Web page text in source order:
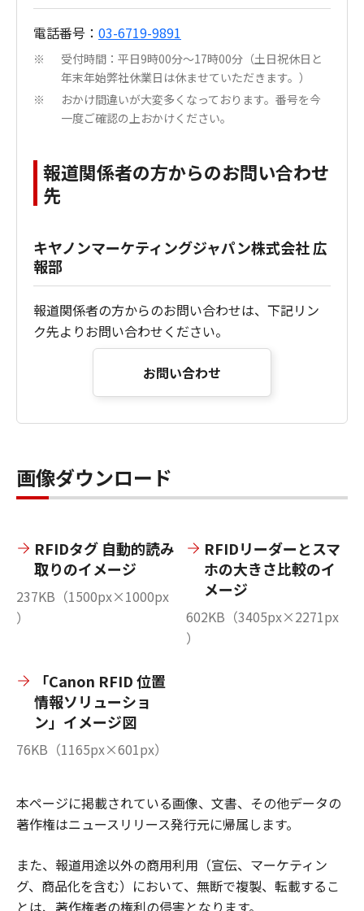
電話番号： 03-6719-9891
※
受付時間：平日9時00分～17時00分（土日祝休日と
年末年始弊社休業日は休ませていただきます。）
※
おかけ間違いが大変多くなっております。番号を今
一度ご確認の上おかけください。
報道関係者の方からのお問い合わせ
先
キヤノンマーケティングジャパン株式会社 広
報部
報道関係者の方からのお問い合わせは、下記リン
ク先よりお問い合わせください。
お問い合わせ
画像ダウンロード
RFIDタグ 自動的読み
取りのイメージ
237KB（1500px×1000px
）
RFIDリーダーとスマ
ホの大きさ比較のイ
メージ
602KB（3405px×2271px
）
「Canon RFID 位置
情報ソリューショ
ン」イメージ図
76KB（1165px×601px）
本ページに掲載されている画像、文書、その他データの
著作権はニュースリリース発行元に帰属します。
また、報道用途以外の商用利用（宣伝、マーケティン
グ、商品化を含む）において、無断で複製、転載するこ
とは、著作権者の権利の侵害となります。